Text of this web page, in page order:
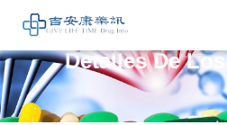
Detalles De